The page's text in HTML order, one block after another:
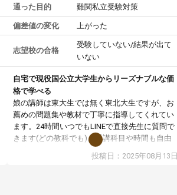
通った目的 難関私立受験対策
偏差値の変化 上がった
志望校の合格
受験していない/結果が出て
いない
自宅で現役国公立大学生からリーズナブルな価
格で学べる
娘の講師は東大生では無く東北大生ですが、お
薦めの問題集や教材で丁寧に指導してくれてい
ます。24時間いつでもLINEで直接先生に質問で
きます(どの教科でも)。受講科目や時間も自由
に決めれるので、個人に合った勉強ができると
思います。カリキュラム相談みたいなのがあり
投稿日：2025年08月13日